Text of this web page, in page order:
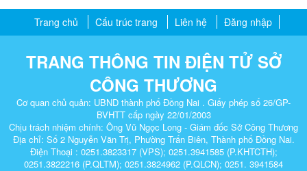
Trang chủ Cấu trúc trang Liên hệ Đăng nhập
TRANG THÔNG TIN ĐIỆN TỬ SỞ
CÔNG THƯƠNG
Cơ quan chủ quản: UBND thành phố Đồng Nai . Giấy phép số 26/GP-
BVHTT cấp ngày 22/01/2003
Chịu trách nhiệm chính: Ông Vũ Ngọc Long - Giám đốc Sở Công Thương
Địa chỉ: Số 2 Nguyễn Văn Trị, Phường Trấn Biên, Thành phố Đồng Nai.
Điện Thoại : 0251.3823317 (VPS); 0251.3941585 (P.KHTCTH);
0251.3822216 (P.QLTM); 0251.3824962 (P.QLCN); 0251. 3941584